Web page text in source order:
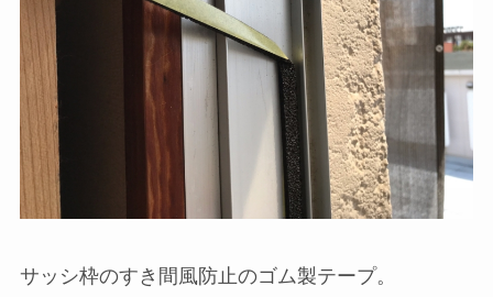
サッシ枠のすき間風防止のゴム製テープ。